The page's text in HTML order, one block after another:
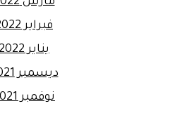
فبراير 2022
يناير 2022
ديسمبر 2021
نوفمبر 2021